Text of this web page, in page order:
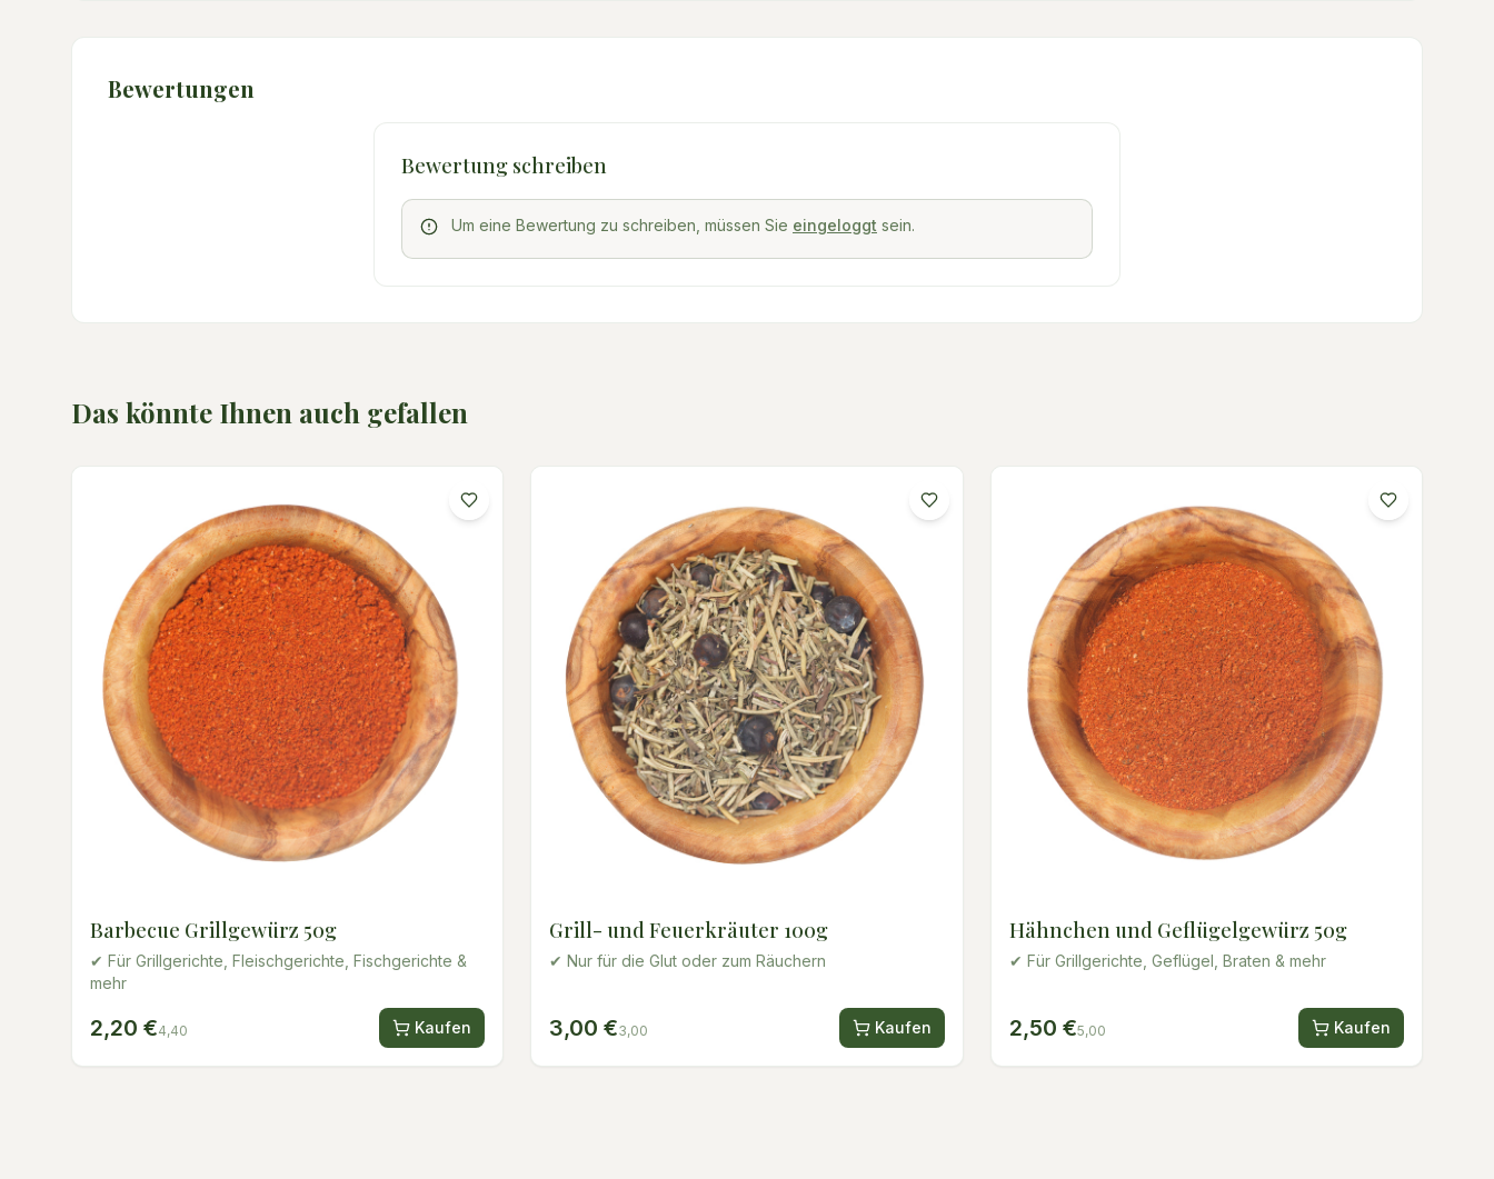
Bewertungen
Bewertung schreiben
Um eine Bewertung zu schreiben, müssen Sie eingeloggt sein.
Das könnte Ihnen auch gefallen
Barbecue Grillgewürz 50g
✔ Für Grillgerichte, Fleischgerichte, Fischgerichte &
mehr
2,20 €4,40 Kaufen
Grill- und Feuerkräuter 100g
✔ Nur für die Glut oder zum Räuchern
3,00 €3,00 Kaufen
Hähnchen und Geflügelgewürz 50g
✔ Für Grillgerichte, Geflügel, Braten & mehr
2,50 €5,00 Kaufen